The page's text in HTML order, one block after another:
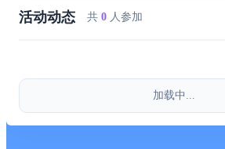
活动动态 共 0 人参加
加载中...